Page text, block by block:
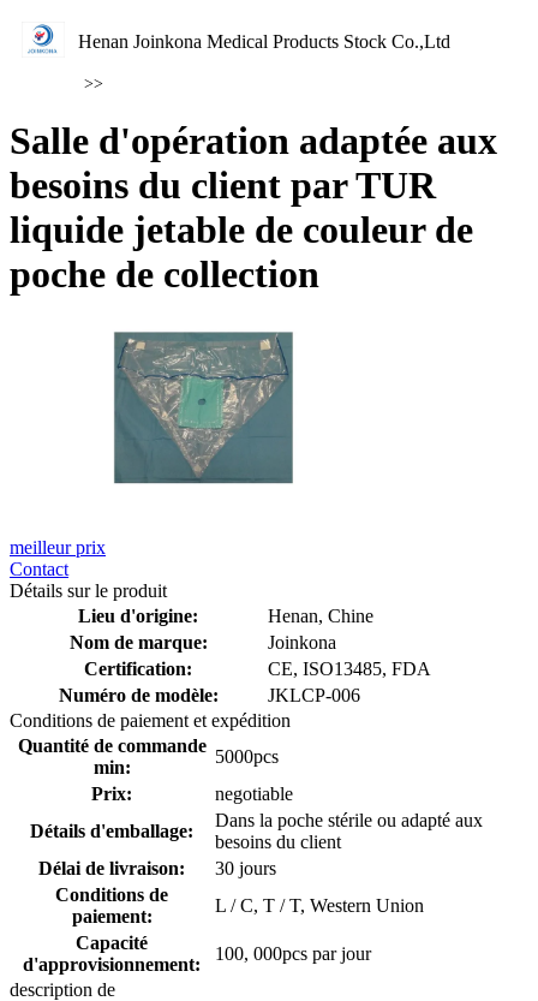
Henan Joinkona Medical Products Stock Co.,Ltd
>>
Salle d'opération adaptée aux
besoins du client par TUR
liquide jetable de couleur de
poche de collection
meilleur prix
Contact
Détails sur le produit
Lieu d'origine:
Henan, Chine
Nom de marque:
Joinkona
Certification:
CE, ISO13485, FDA
Numéro de modèle:
JKLCP-006
Conditions de paiement et expédition
Quantité de commande
min:
5000pcs
Prix:
negotiable
Détails d'emballage:
Dans la poche stérile ou adapté aux
besoins du client
Délai de livraison:
30 jours
Conditions de
paiement:
L / C, T / T, Western Union
Capacité
d'approvisionnement:
100, 000pcs par jour
description de